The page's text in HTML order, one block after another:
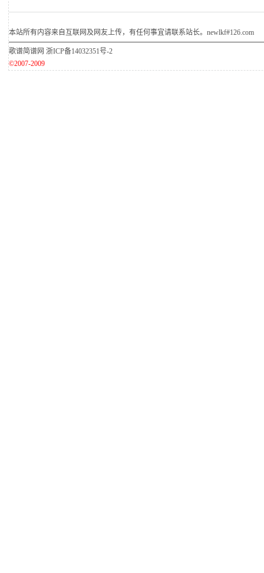
本站所有内容来自互联网及网友上传，有任何事宜请联系站长。newlkf#126.com
歌谱简谱网 浙ICP备14032351号-2
©2007-2009